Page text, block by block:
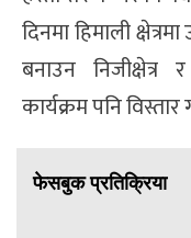
दिनमा हिमाली
बनाउन
कार्यक्रम पनि
फेसबुक प्रतिक्रिया